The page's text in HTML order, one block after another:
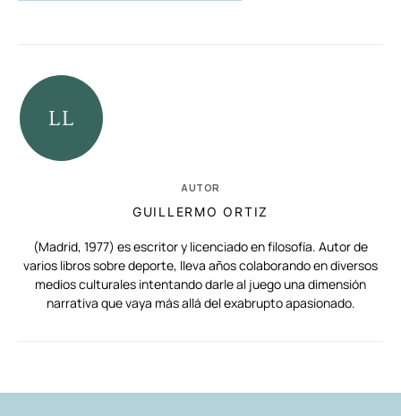
AUTOR
GUILLERMO ORTIZ
(Madrid, 1977) es escritor y licenciado en filosofía. Autor de
varios libros sobre deporte, lleva años colaborando en diversos
medios culturales intentando darle al juego una dimensión
narrativa que vaya más allá del exabrupto apasionado.